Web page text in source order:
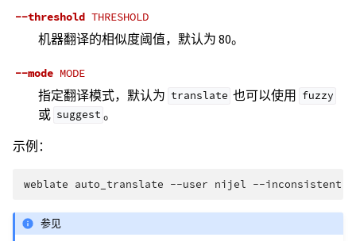
--threshold THRESHOLD
机器翻译的相似度阈值，默认为 80。
--mode MODE
指定翻译模式，默认为 translate 也可以使用 fuzzy
或 suggest 。
示例：
weblate auto_translate --user nijel --inconsistent
参见